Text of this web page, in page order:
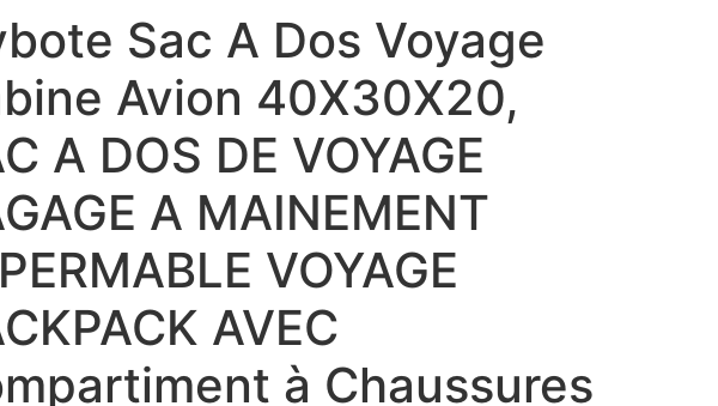
Sac A Dos Voyage
Avion 40X30X20,
A DOS DE VOYAGE
A MAINEMENT
VOYAGE
AVEC
à Chaussures